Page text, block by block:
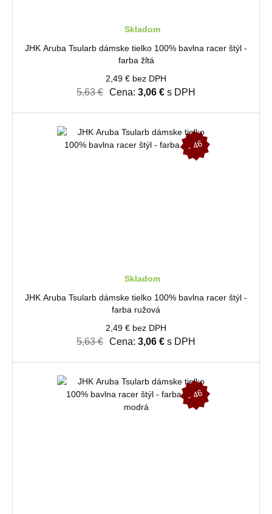
Skladom
JHK Aruba Tsularb dámske tielko 100% bavlna racer štýl -
farba žltá
2,49 € bez DPH
5,63 € Cena: 3,06 € s DPH
-
4
6
Skladom
JHK Aruba Tsularb dámske tielko 100% bavlna racer štýl -
farba ružová
2,49 € bez DPH
5,63 € Cena: 3,06 € s DPH
-
4
6